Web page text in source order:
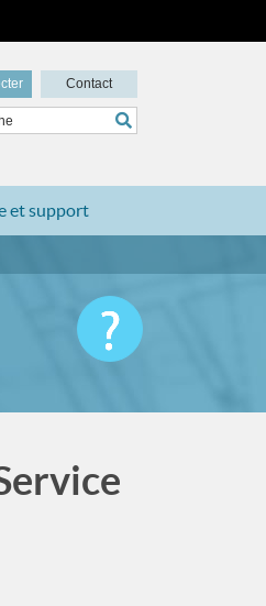
Contact
et support